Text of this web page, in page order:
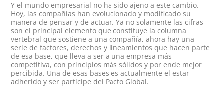
Y el mundo empresarial no ha sido ajeno a este cambio.
Hoy, las compañías han evolucionado y modificado su
manera de pensar y de actuar. Ya no solamente las cifras
son el principal elemento que constituye la columna
vertebral que sostiene a una compañía, ahora hay una
serie de factores, derechos y lineamientos que hacen parte
de esa base, que lleva a ser a una empresa más
competitiva, con principios más sólidos y por ende mejor
percibida. Una de esas bases es actualmente el estar
adherido y ser partícipe del Pacto Global.